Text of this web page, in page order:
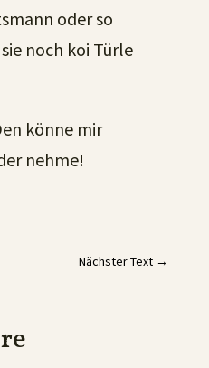
oder so
noch koi Türle
könne mir
nehme!
Nächster Text →